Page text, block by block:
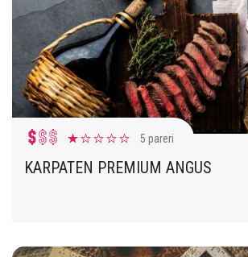
5 pareri
KARPATEN PREMIUM ANGUS